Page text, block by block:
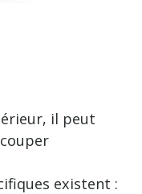
il peut
existent :